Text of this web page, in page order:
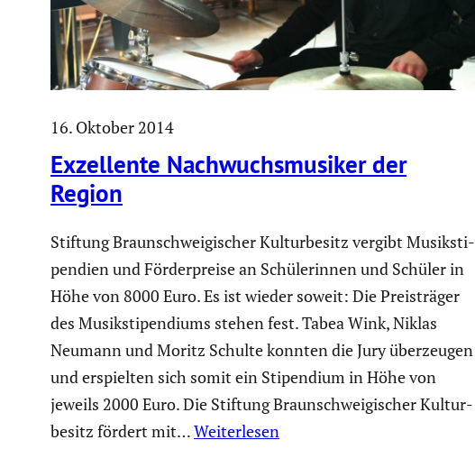
16. Oktober 2014
Exzel­lente Nachwuchs­mu­siker der
Region
Stiftung Braun­schwei­gi­scher Kultur­be­sitz vergibt Musik­sti­
pen­dien und Förder­preise an Schüle­rinnen und Schüler in
Höhe von 8000 Euro. Es ist wieder soweit: Die Preis­träger
des Musik­sti­pen­diums stehen fest. Tabea Wink, Niklas
Neumann und Moritz Schulte konnten die Jury überzeugen
und erspielten sich somit ein Stipen­dium in Höhe von
jeweils 2000 Euro. Die Stiftung Braun­schwei­gi­scher Kultur­
be­sitz fördert mit…Weiterlesen